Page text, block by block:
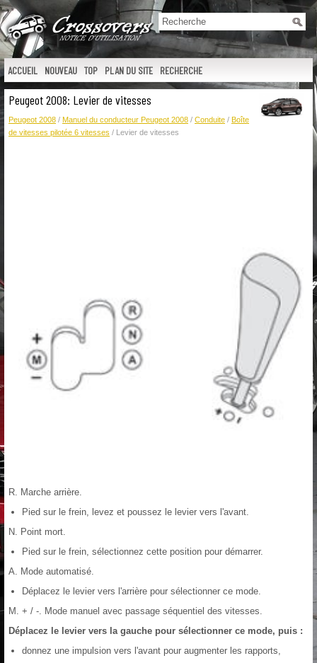
ACCUEIL NOUVEAU TOP PLAN DU SITE RECHERCHE
Peugeot 2008: Levier de vitesses
Peugeot 2008 / Manuel du conducteur Peugeot 2008 / Conduite / Boîte
de vitesses pilotée 6 vitesses / Levier de vitesses
R. Marche arrière.
Pied sur le frein, levez et poussez le levier vers l'avant.
N. Point mort.
Pied sur le frein, sélectionnez cette position pour démarrer.
A. Mode automatisé.
Déplacez le levier vers l'arrière pour sélectionner ce mode.
M. + / -. Mode manuel avec passage séquentiel des vitesses.
Déplacez le levier vers la gauche pour sélectionner ce mode, puis :
donnez une impulsion vers l'avant pour augmenter les rapports,